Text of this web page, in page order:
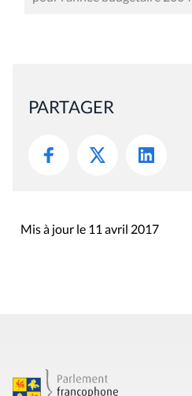
PARTAGER
Mis à jour le 11 avril 2017